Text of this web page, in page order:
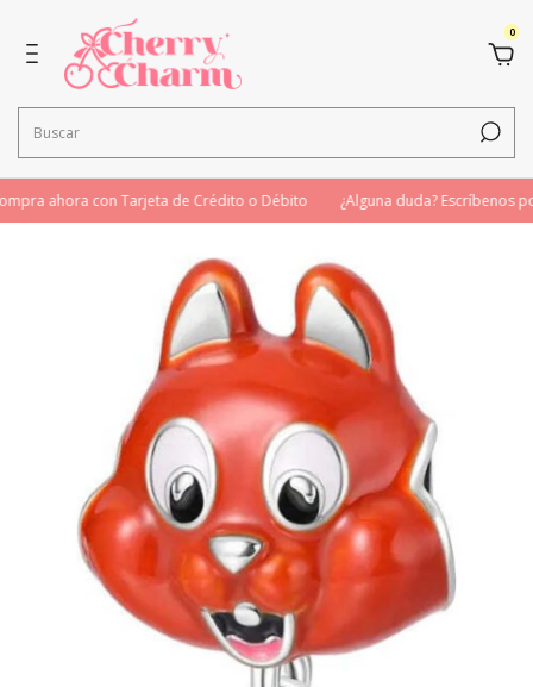
0
ahora con Tarjeta de Crédito o Débito ¿Alguna duda? Escríbenos